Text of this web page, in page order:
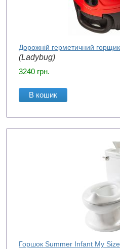
Дорожній герметичний
(Ladybug)
3240 грн.
В кошик
Горшок Summer Infant My